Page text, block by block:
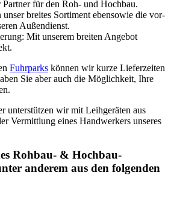
für den Roh- und Hochbau.
breites Sortiment ebensowie die vor-
Außendienst.
Mit unserem breiten Angebot
Fuhrparks können wir kurze Lieferzeiten
Sie aber auch die Möglichkeit, Ihre
unterstützen wir mit Leihgeräten aus
Vermittlung eines Handwerkers unseres
Rohbau- & Hochbau-
anderem aus den folgenden